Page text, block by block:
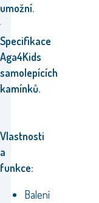
umožní.
Specifikace
Aga4Kids
samolepících
kamínků.
Vlastnosti
a
funkce:
Balení